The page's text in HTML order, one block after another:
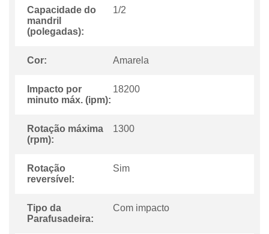
Capacidade do
mandril
(polegadas):
1/2
Cor: Amarela
Impacto por
minuto máx. (ipm):
18200
Rotação máxima
(rpm):
1300
Rotação
reversível:
Sim
Tipo da
Parafusadeira:
Com impacto